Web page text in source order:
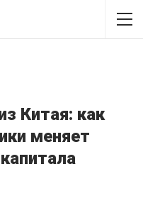
Китая: как
меняет